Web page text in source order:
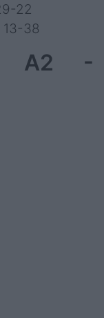
22
13-38
A2 -